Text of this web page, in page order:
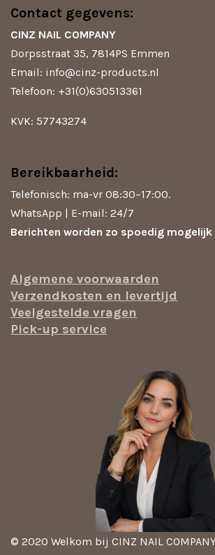
s
A
p
k
Contact gegevens:
CINZ NAIL COMPANY
Dorpsstraat 35, 7814PS Emmen
Email: info@cinz-products.nl
Telefoon: +31(0)630513361
KVK: 57743274
Bereikbaarheid:
Telefonisch: ma-vr 08:30–17:00.
WhatsApp | E-mail: 24/7
Berichten worden zo spoedig
Algemene voorwaarden
Verzendkosten en levertijd
Veelgestelde vragen
Pick-up service
© 2020 Welkom bij CINZ NAIL